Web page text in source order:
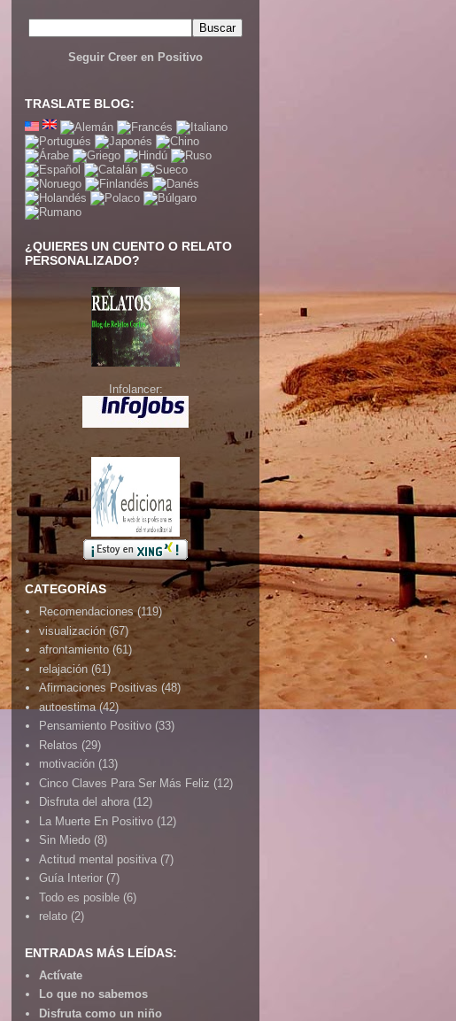
Seguir Creer en Positivo
TRASLATE BLOG:
¿QUIERES UN CUENTO O RELATO
PERSONALIZADO?
Infolancer:
CATEGORÍAS
Recomendaciones (119)
visualización (67)
afrontamiento (61)
relajación (61)
Afirmaciones Positivas (48)
autoestima (42)
Pensamiento Positivo (33)
Relatos (29)
motivación (13)
Cinco Claves Para Ser Más Feliz (12)
Disfruta del ahora (12)
La Muerte En Positivo (12)
Sin Miedo (8)
Actitud mental positiva (7)
Guía Interior (7)
Todo es posible (6)
relato (2)
ENTRADAS MÁS LEÍDAS:
Actívate
Lo que no sabemos
Disfruta como un niño